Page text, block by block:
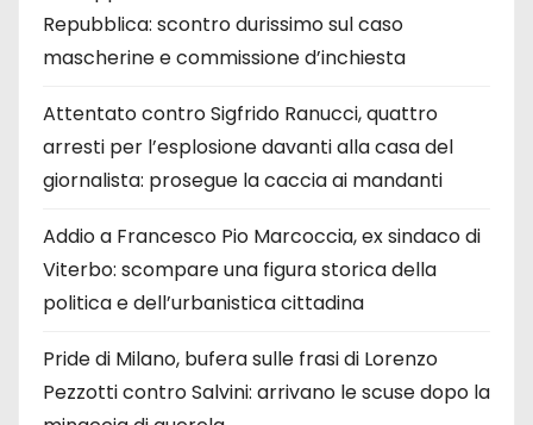
Repubblica: scontro durissimo sul caso
mascherine e commissione d’inchiesta
Attentato contro Sigfrido Ranucci, quattro
arresti per l’esplosione davanti alla casa del
giornalista: prosegue la caccia ai mandanti
Addio a Francesco Pio Marcoccia, ex sindaco di
Viterbo: scompare una figura storica della
politica e dell’urbanistica cittadina
Pride di Milano, bufera sulle frasi di Lorenzo
Pezzotti contro Salvini: arrivano le scuse dopo la